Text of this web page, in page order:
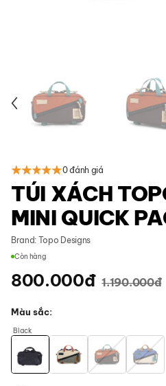
0 đánh giá
TÚI XÁCH
MINI QUICK
Brand: Topo Designs
Còn hàng
1.190.000đ
800.000đ
Màu sắc
Black